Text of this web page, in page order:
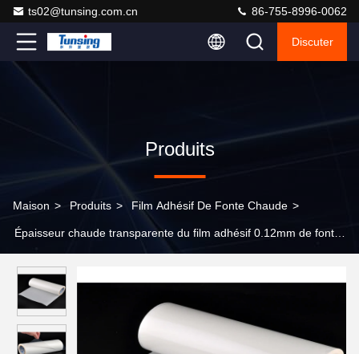
ts02@tunsing.com.cn 86-755-8996-0062
Discuter
Produits
Maison > Produits > Film Adhésif De Fonte Chaude >
Épaisseur chaude transparente du film adhésif 0.12mm de fonte